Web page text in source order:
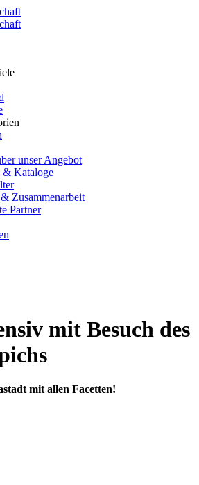
unser Angebot
& Kataloge
Zusammenarbeit
Partner
mit Besuch des
mit allen Facetten!